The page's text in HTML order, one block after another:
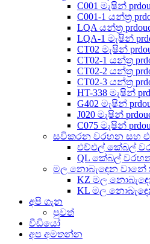
C001 මැෂින්
C001-1 යන්ත්‍ර
LQA යන්ත්‍ර
LQA-1 මැෂින්
CT02 මැෂින්
CT02-1 යන්ත්‍ර
CT02-2 යන්ත්‍ර
CT02-3 යන්ත්‍ර
HT-338 මැෂින්
G402 මැෂින්
J020 මැෂින්
C075 මැෂින්
සවිකරන වරහන සහ
එච්එල් කේබල්
QL කේබල්
මල නොබැඳෙන
KZ මල
KL මල
අපි ගැන
පුවත්
වීඩියෝ
අප අමතන්න